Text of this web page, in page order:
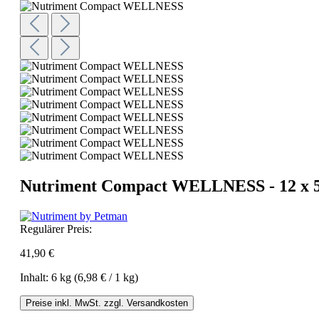
Nutriment Compact WELLNESS - 12 x
Regulärer Preis:
41,90 €
Inhalt: 6 kg (6,98 € / 1 kg)
Preise inkl. MwSt. zzgl. Versandkosten